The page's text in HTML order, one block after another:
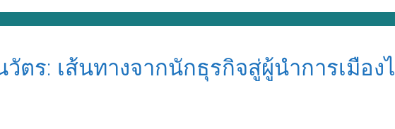
ตร: เส้นทางจากนักธุรกิจสู่ผู้นำการเมือง